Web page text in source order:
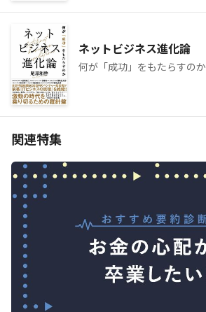
ネットビジネス進化論
何が「成功」をもたらすのか
関連特集